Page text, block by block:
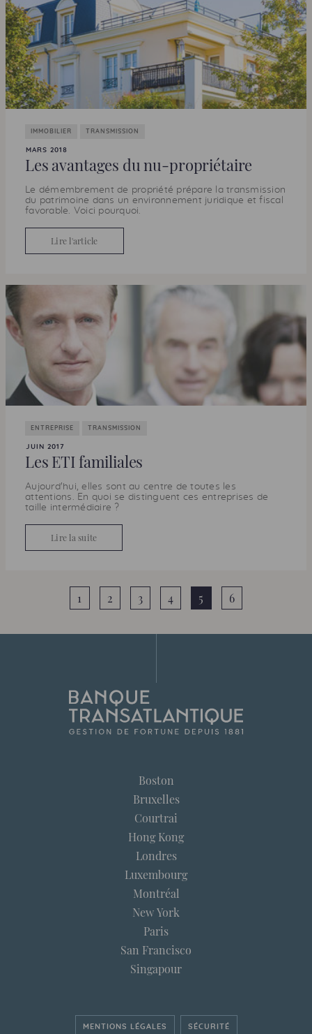
IMMOBILIER TRANSMISSION
MARS 2018
Les avantages du nu-propriétaire
Le démembrement de propriété prépare la transmission
du patrimoine dans un environnement juridique et fiscal
favorable. Voici pourquoi.
Lire l'article
ENTREPRISE TRANSMISSION
JUIN 2017
Les ETIfamiliales
Aujourd'hui, elles sont au centre de toutes les
attentions. En quoi se distinguent ces entreprises de
taille intermédiaire ?
Lire la suite
1 2 3 4 5 6
Boston
Bruxelles
Courtrai
Hong Kong
Londres
Luxembourg
Montréal
New York
Paris
San Francisco
Singapour
MENTIONS LÉGALES SÉCURITÉ